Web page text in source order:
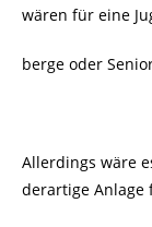
wären für eine
berge oder
Allerdings wäre
derartige Anlage